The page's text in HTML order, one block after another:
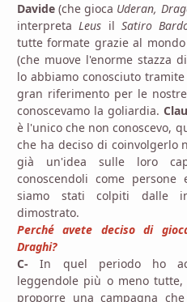
Davide (che gioca Uderan,
interpreta Leus il Satiro
tutte formate grazie al
(che muove l'enorme stazza
lo abbiamo conosciuto
gran riferimento per le
conoscevamo la goliardia.
è l'unico che non conoscevo,
che ha deciso di coinvolgerlo
già un'idea sulle loro
conoscendoli come
siamo stati colpiti dalle
dimostrato.
Perché avete deciso di
Draghi?
C-In quel periodo ho
leggendole più o meno
proporre una campagna